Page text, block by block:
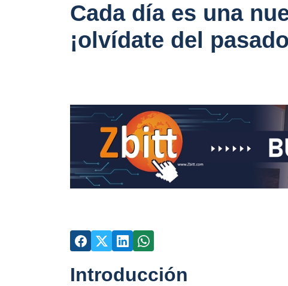
Cada día es una
¡olvídate del
Introducción